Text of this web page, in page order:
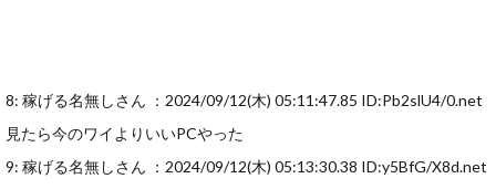
8: 稼げる名無しさん ：2024/09/12(木) 05:11:47.85 ID:Pb2slU4/0.net
見たら今のワイよりいいPCやった
9: 稼げる名無しさん ：2024/09/12(木) 05:13:30.38 ID:y5BfG/X8d.net